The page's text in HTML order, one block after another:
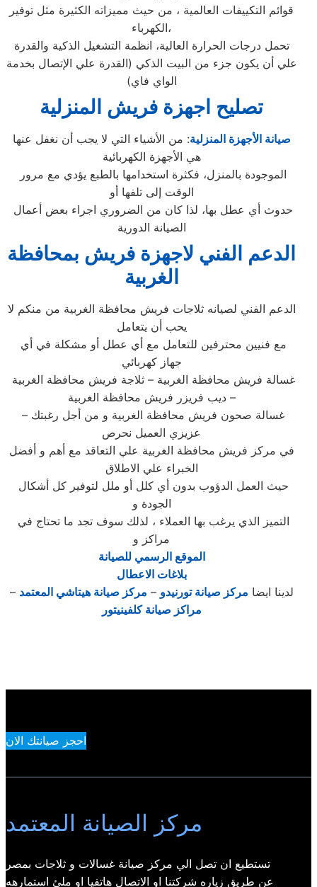
قوائم التكييفات العالمية ، من حيث مميزاته الكثيرة مثل توفير
الكهرباء،
تحمل درجات الحرارة العالية، انظمة التشغيل الذكية والقدرة
علي أن يكون جزء من البيت الذكي (القدرة علي الإتصال بخدمة
الواي فاي)
تصليح اجهزة فريش المنزلية
صيانة الأجهزة المنزلية: من الأشياء التي لا يجب أن نغفل عنها
هي الأجهزة الكهربائية
الوقت إلى تلفها أو
الصيانة الدورية
الدعم الفني لاجهزة فريش بمحافظة
الغربية
الدعم الفني لصيانه ثلاجات فريش محافظة الغربية من منكم لا
يحب أن يتعامل
جهاز كهربائي
– ديب فريزر فريش محافظة الغربية
– غسالة صحون فريش محافظة الغربية و من أجل رغبتك
عزيزي العميل نحرص
في مركز فريش محافظة الغربية علي التعاقد مع أهم و أفضل
الخبراء علي الاطلاق
الجودة و
مراكز و
الموقع الرسمي للصيانة
بلاغات الاعطال
لدينا ايضا مركز صيانة تورنيدو – مركز صيانة هيتاشي المعتمد –
مراكز صيانة كلفينيتور
احجز صيانتك الان
مركز الصيانة المعتمد
تستطيع ان تصل الي مركز صيانة غسالات و ثلاجات بمصر
عن طريق زياره شركتنا او الاتصال هاتفيا او ملئ استمارهه